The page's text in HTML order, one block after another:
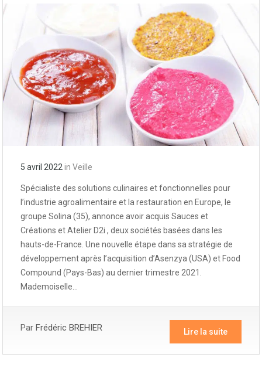
5 avril 2022 in Veille
Spécialiste des solutions culinaires et fonctionnelles pour
l’industrie agroalimentaire et la restauration en Europe, le
groupe Solina (35), annonce avoir acquis Sauces et
Créations et Atelier D2i , deux sociétés basées dans les
hauts-de-France. Une nouvelle étape dans sa stratégie de
développement après l’acquisition d’Asenzya (USA) et Food
Compound (Pays-Bas) au dernier trimestre 2021.
Mademoiselle…
Par Frédéric BREHIER Lire la suite